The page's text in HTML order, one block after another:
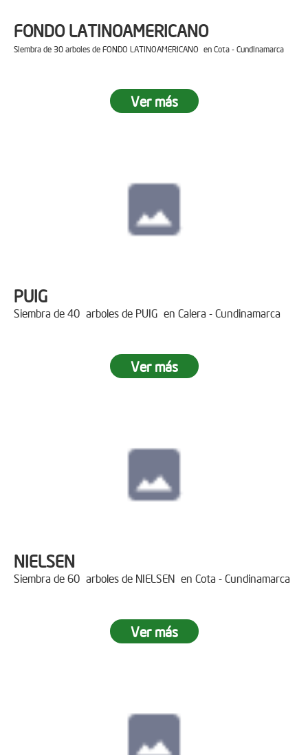
FONDO LATINOAMERICANO
Siembra de 30 arboles de FONDO LATINOAMERICANO en Cota - Cundinamarca
Ver más
PUIG
Siembra de 40 arboles de PUIG en Calera - Cundinamarca
Ver más
NIELSEN
Siembra de 60 arboles de NIELSEN en Cota - Cundinamarca
Ver más